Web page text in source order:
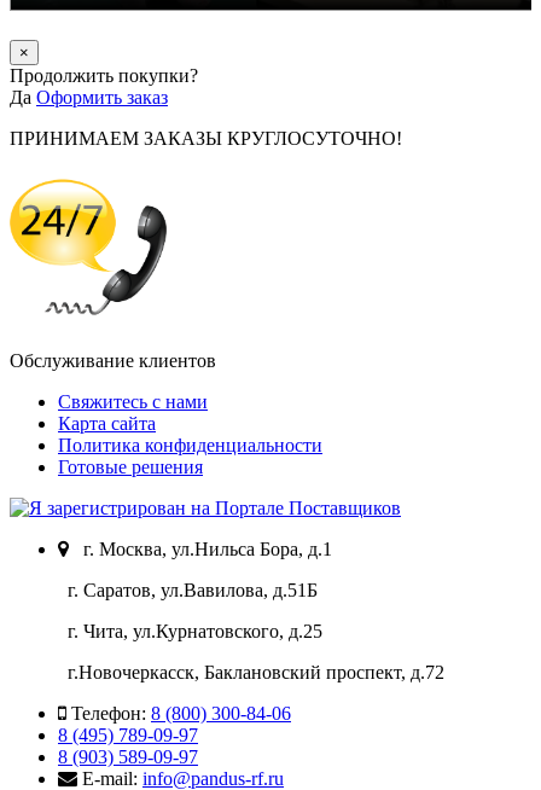
×
Продолжить покупки?
Да Оформить заказ
ПРИНИМАЕМ ЗАКАЗЫ КРУГЛОСУТОЧНО!
Обслуживание клиентов
Свяжитесь с нами
Карта сайта
Политика конфиденциальности
Готовые решения
г. Москва, ул.Нильса Бора, д.1
г. Саратов, ул.Вавилова, д.51Б
г. Чита, ул.Курнатовского, д.25
г.Новочеркасск, Баклановский проспект, д.72
Телефон: 8 (800) 300-84-06
8 (495) 789-09-97
8 (903) 589-09-97
E-mail: info@pandus-rf.ru